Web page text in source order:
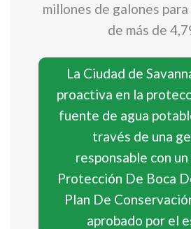
millones de galones
de más de
La Ciudad de
proactiva en la
fuente de agua
través de una
responsable con
Protección De Boca
Plan De
aprobado por el